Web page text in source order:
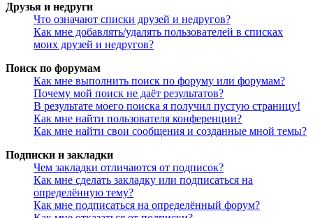
Друзья и недруги
Что означают списки друзей и недругов?
Как мне добавлять/удалять пользователей в списках
моих друзей и недругов?
Поиск по форумам
Как мне выполнить поиск по форуму или форумам?
Почему мой поиск не даёт результатов?
В результате моего поиска я получил пустую страницу!
Как мне найти пользователя конференции?
Как мне найти свои сообщения и созданные мной темы?
Подписки и закладки
Чем закладки отличаются от подписок?
Как мне сделать закладку или подписаться на
определённую тему?
Как мне подписаться на определённый форум?